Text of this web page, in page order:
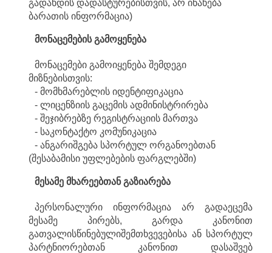
გადახდის დადასტურებისთვის, არ ინახება
ბარათის ინფორმაცია)
მონაცემების გამოყენება
მონაცემები გამოიყენება შემდეგი
მიზნებისთვის:
- მომხმარებლის იდენტიფიკაცია
- ლიცენზიის გაცემის ადმინისტრირება
- შეჯიბრებზე რეგისტრაციის მართვა
- საკონტაქტო კომუნიკაცია
- ანგარიშგება სპორტულ ორგანოებთან
(შესაბამისი უფლებების ფარგლებში)
მესამე მხარეებთანგაზიარება
პერსონალური ინფორმაცია არ გადაეცემა
მესამე პირებს, გარდა კანონით
გათვალისწინებულიშემთხვევებისა ან სპორტულ
პარტნიორებთან კანონით დასაშვებ